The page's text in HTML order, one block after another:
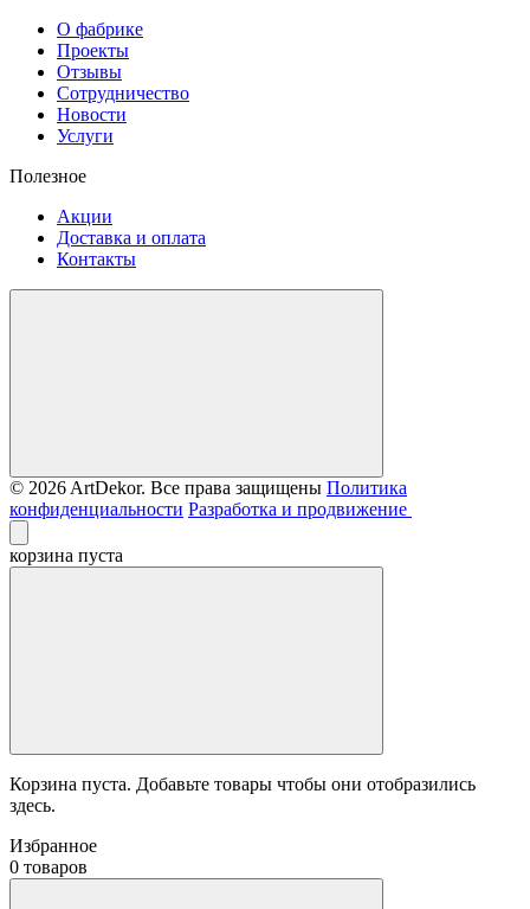
О фабрике
Проекты
Отзывы
Сотрудничество
Новости
Услуги
Полезное
Акции
Доставка и оплата
Контакты
© 2026 ArtDekor. Все права защищены Политика
конфиденциальности Разработка и продвижение
корзина пуста
Корзина пуста. Добавьте товары чтобы они отобразились
здесь.
Избранное
0 товаров